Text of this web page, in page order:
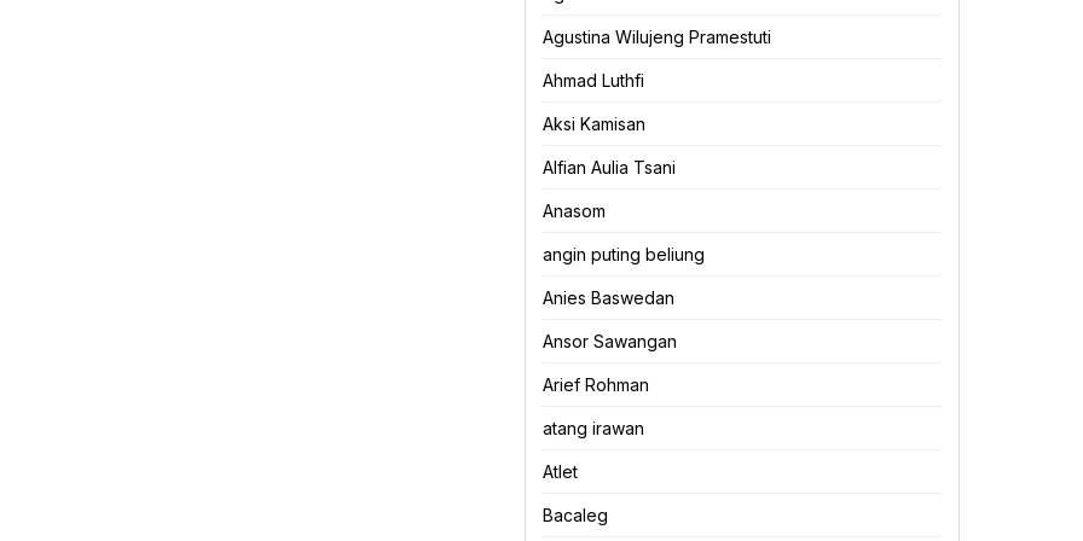
Agustina Wilujeng Pramestuti
Ahmad Luthfi
Aksi Kamisan
Alfian Aulia Tsani
Anasom
angin puting beliung
Anies Baswedan
Ansor Sawangan
Arief Rohman
atang irawan
Atlet
Bacaleg